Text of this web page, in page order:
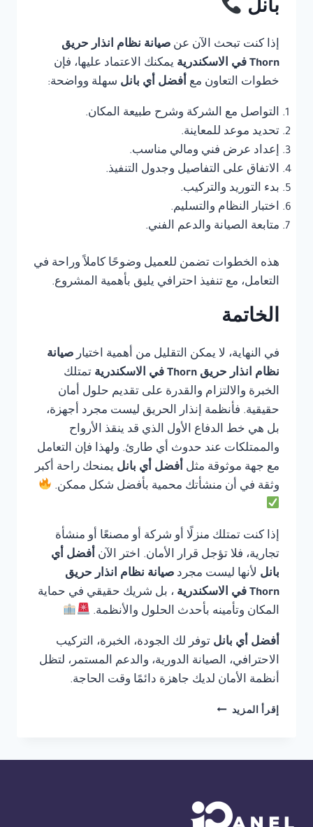
بانل
إذا كنت تبحث الآن عن صيانة نظام انذار حريق
Thorn في الاسكندرية
يمكنك الاعتماد عليها، فإن
خطوات التعاون مع أفضل أي بانل سهلة وواضحة:
التواصل مع الشركة وشرح طبيعة المكان.
تحديد موعد للمعاينة.
إعداد عرض فني ومالي مناسب.
الاتفاق على التفاصيل وجدول التنفيذ.
بدء التوريد والتركيب.
اختبار النظام والتسليم.
متابعة الصيانة والدعم الفني.
هذه الخطوات تضمن للعميل وضوحًا كاملاً وراحة في
التعامل، مع تنفيذ احترافي يليق بأهمية المشروع.
الخاتمة
في النهاية، لا يمكن التقليل من أهمية اختيار صيانة
نظام انذار حريق Thorn في الاسكندرية
تمتلك
الخبرة والالتزام والقدرة على تقديم حلول أمان
حقيقية. فأنظمة إنذار الحريق ليست مجرد أجهزة،
بل هي خط الدفاع الأول الذي قد ينقذ الأرواح
والممتلكات عند حدوث أي طارئ. ولهذا فإن التعامل
مع جهة موثوقة مثل أفضل أي بانل يمنحك راحة أكبر
وثقة في أن منشأتك محمية بأفضل شكل ممكن.
إذا كنت تمتلك منزلًا أو شركة أو مصنعًا أو منشأة
تجارية، فلا تؤجل قرار الأمان. اختر الآن أفضل أي
بانل لأنها ليست مجرد صيانة نظام انذار حريق
Thorn في الاسكندرية
، بل شريك حقيقي في حماية
المكان وتأمينه بأحدث الحلول والأنظمة.
أفضل أي بانل توفر لك الجودة، الخبرة، التركيب
الاحترافي، الصيانة الدورية، والدعم المستمر، لتظل
أنظمة الأمان لديك جاهزة دائمًا وقت الحاجة.
إقرأ المزيد صيانة